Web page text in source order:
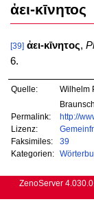
ἀει-κῑνητος
[39] ἀει-κῑνητος,
6.
Quelle:
Wilhelm
Permalink:
http://
Lizenz:
Faksimiles:
39
Kategorien:
ZenoServer